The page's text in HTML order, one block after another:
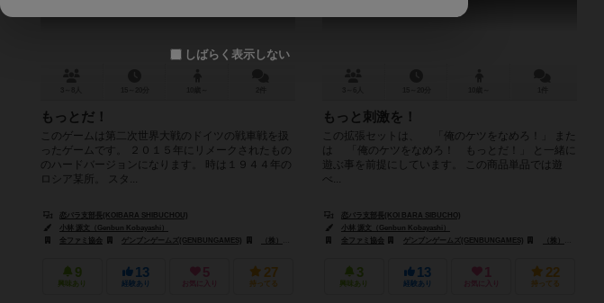
もっとだ！
このゲームは第二次世界大戦のドイツの戦車戦を扱
ったゲームです。 ２０１５年にリメークされたもの
のハードバージョンになります。 時は１９４４年の
ロシア某所。 スタ...
恋パラ支部長(KOIBARA SHIBUCHOU)
小林 源文（Genbun Kobayashi）
全ファミ協会
ゲンブンゲームズ(GENBUNGAMES) （株）スマッシュ(KABUSHIKIKAISHA SUMASSHU)
9
興味あり
13
経験あり
5
お気に入り
27
持ってる
もっと刺激を！
この拡張セットは、 「俺のケツをなめろ！」 また
は 「俺のケツをなめろ！ もっとだ！」 と一緒に
遊ぶ事を前提にしています。 この商品単品では遊
べ...
恋バラ支部長(KOI BARA SIBUCHO)
小林 源文（Genbun Kobayashi）
全ファミ協会
ゲンブンゲームズ(GENBUNGAMES) （株）スマッシュ(KABUSHIKIKAISHA SUMASSHU)
3
興味あり
13
経験あり
1
お気に入り
22
持ってる
しばらく表示しない